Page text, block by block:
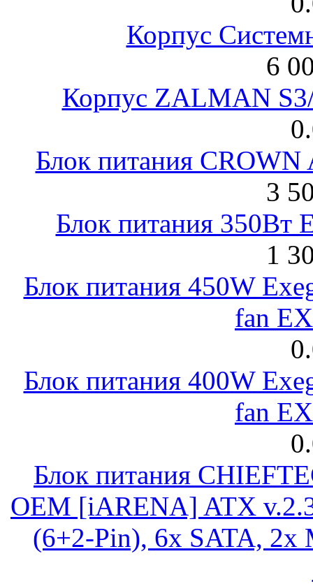
Корпус
6
Корпус ZALMAN
Блок питания
3
Блок питания 350Вт
1
Блок питания 450W
fan
Блок питания 400W
fan
Блок питания
OEM [iARENA] ATX
(6+2-Pin), 6x SATA, 2x